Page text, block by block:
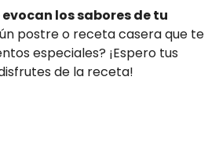
los sabores de tu
postre o receta casera que te
especiales? ¡Espero tus
de la receta!